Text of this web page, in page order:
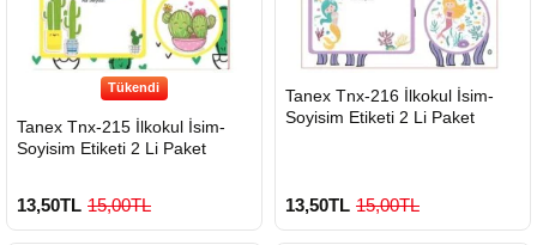
Tükendi
Tanex Tnx-215 İlkokul İsim-
Soyisim Etiketi 2 Li Paket
13,50TL 15,00TL
GÖNDERİ
Tanex Tnx-216 İlkokul İsim-
Soyisim Etiketi 2 Li Paket
13,50TL 15,00TL